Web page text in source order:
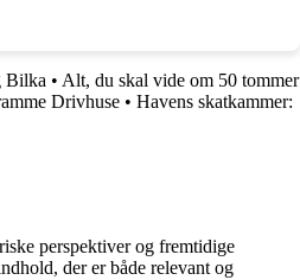
Bilka • Alt, du skal vide om 50 tommer
Drivhuse • Havens skatkammer:
perspektiver og fremtidige
der er både relevant og